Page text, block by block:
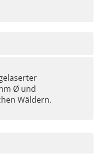
Ø und
Wäldern.